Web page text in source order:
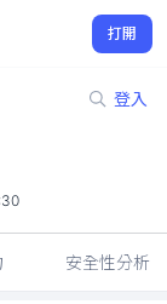
打開
登入
安全性分析